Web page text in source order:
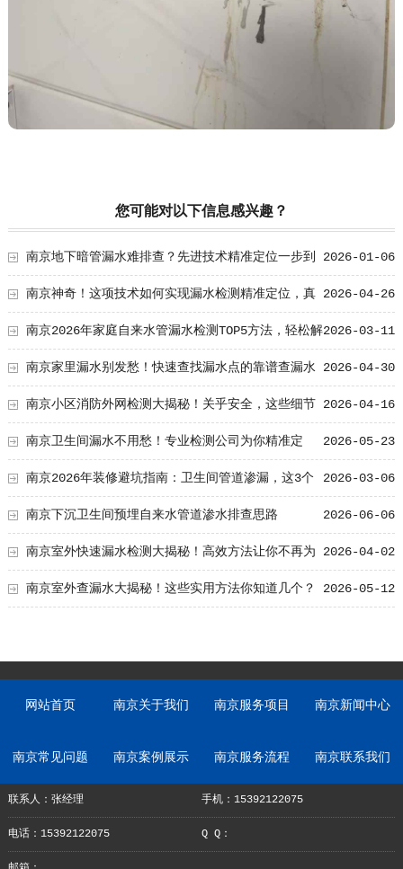
您可能对以下信息感兴趣？
2026-01-06
南京地下暗管漏水难排查？先进技术精准定位一步到
位 2026-04-26
南京神奇！这项技术如何实现漏水检测精准定位，真
相大揭秘！ 2026-03-11
南京2026年家庭自来水管漏水检测TOP5方法，轻松解
决漏水难题 2026-04-30
南京家里漏水别发愁！快速查找漏水点的靠谱查漏水
电话来了！ 2026-04-16
南京小区消防外网检测大揭秘！关乎安全，这些细节
你了解多少？ 2026-05-23
南京卫生间漏水不用愁！专业检测公司为你精准定
位，解决漏水难题 2026-03-06
南京2026年装修避坑指南：卫生间管道渗漏，这3个
关键点你检查了吗？ 2026-06-06
南京下沉卫生间预埋自来水管道渗水排查思路
2026-04-02
南京室外快速漏水检测大揭秘！高效方法让你不再为
漏水难题发愁 2026-05-12
南京室外查漏水大揭秘！这些实用方法你知道几个？
网站首页 南京关于我们 南京服务项目 南京新闻中心
南京常见问题 南京案例展示 南京服务流程 南京联系我们
联系人：张经理 手机：15392122075
电话：15392122075 Q Q：